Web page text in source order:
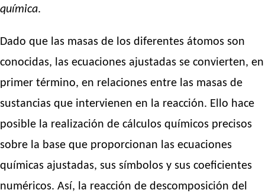
química.
Dado que las masas de los diferentes átomos son
conocidas, las ecuaciones ajustadas se convierten, en
primer término, en relaciones entre las masas de
sustancias que intervienen en la reacción. Ello hace
posible la realización de cálculos químicos precisos
sobre la base que proporcionan las ecuaciones
químicas ajustadas, sus símbolos y sus coeficientes
numéricos. Así, la reacción de descomposición del